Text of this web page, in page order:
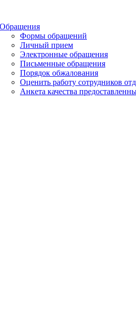
Обращения
Формы обращений
Личный прием
Электронные обращения
Письменные обращения
Порядок обжалования
Оценить работу сотрудников
Анкета качества